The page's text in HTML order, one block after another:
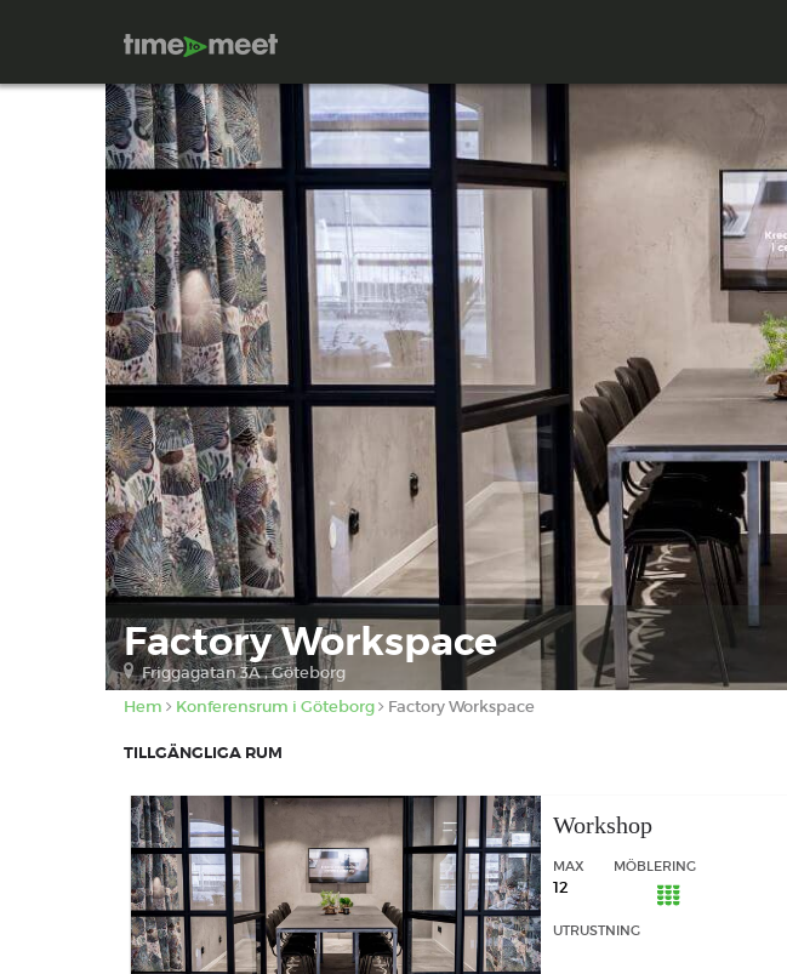
Factory Workspace
Friggagatan 3A , Göteborg
Hem Konferensrum i Göteborg Factory Workspace
TILLGÄNGLIGA RUM
Workshop
MAX
12
MÖBLERING
UTRUSTNING